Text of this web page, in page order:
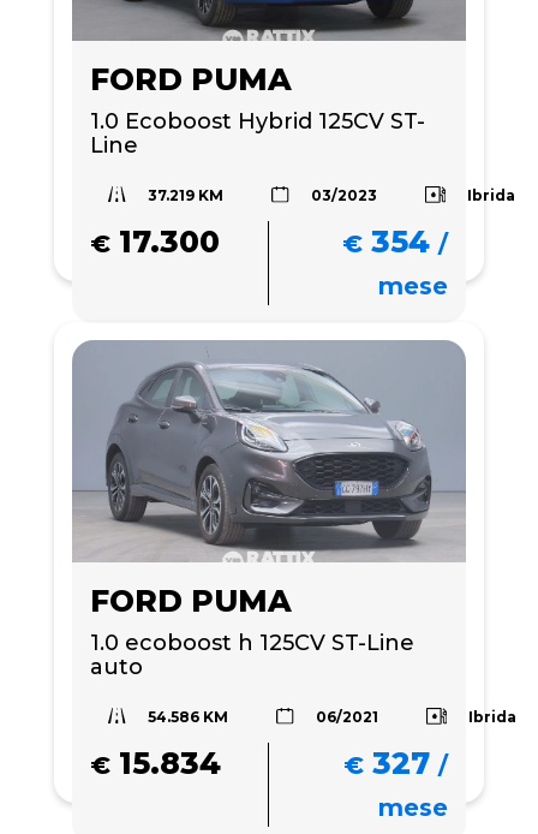
FORD PUMA
1.0 Ecoboost Hybrid 125CV ST-
Line
37.219 KM 03/2023 Ibrida
€ 17.300 € 354 /
mese
FORD PUMA
1.0 ecoboost h 125CV ST-Line
auto
54.586 KM 06/2021 Ibrida
€ 15.834 € 327 /
mese